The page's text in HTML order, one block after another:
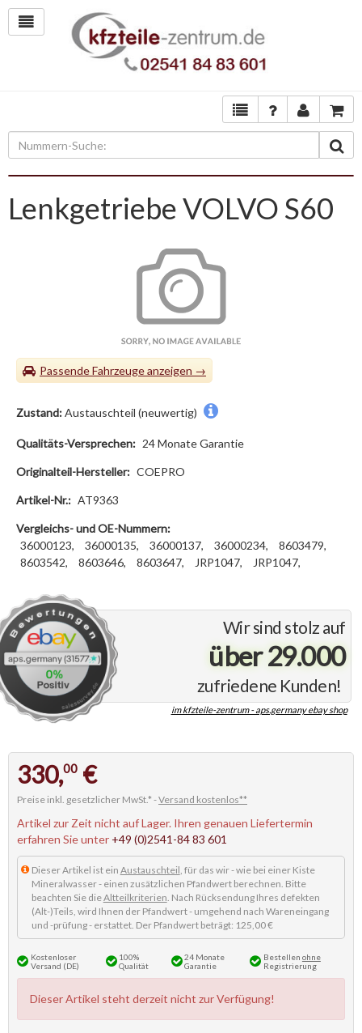
Lenkgetriebe VOLVO S60
Passende Fahrzeuge
Wir sind stolz auf
über 29.000
zufriedene Kunden!
im kfzteile-zentrum - aps.germany ebay shop
Zustand:Austauschteil (neuwertig)
Qualitäts-Versprechen: 24 Monate Garantie
Originalteil-Hersteller: COEPRO
Artikel-Nr.: AT9363
Vergleichs- und OE-Nummern:
36000123,
36000135, 36000137, 36000234,
8603479,
8603542,
8603646, 8603647, JRP1047, JRP1047,
330,00 €
Preise inkl. gesetzlicher MwSt.* -Versand kostenlos**
Artikel zur Zeit nicht auf Lager. Ihren genauen Liefertermin
erfahren Sie unter +49 (0)2541-84 83 601
Dieser Artikel ist ein Austauschteil, für das wir - wie bei einer Kiste
Mineralwasser - einen zusätzlichen Pfandwert berechnen. Bitte
beachten Sie dieAltteilkriterien. Nach Rücksendung Ihres defekten
(Alt-)Teils, wird Ihnen der Pfandwert - umgehend nach Wareneingang
und -prüfung - erstattet. Der Pfandwert beträgt: 125,00 €
Kostenloser
Versand (DE)
100%
Qualität
24 Monate
Garantie
Bestellen ohne
Registrierung
Dieser Artikel steht derzeit nicht zur Verfügung!